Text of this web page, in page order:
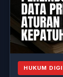
HUKUM